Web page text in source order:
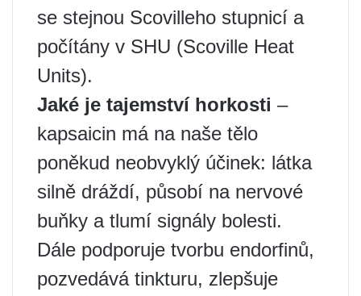
se stejnou Scovilleho stupnicí a
počítány v SHU (Scoville Heat
Units).
Jaké je tajemství horkosti –
kapsaicin má na naše tělo
poněkud neobvyklý účinek: látka
silně dráždí, působí na nervové
buňky a tlumí signály bolesti.
Dále podporuje tvorbu endorfinů,
pozvedává tinkturu, zlepšuje